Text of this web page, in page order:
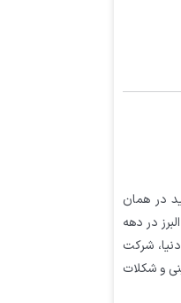
در همان
در دهه
شرکت
و شکلات